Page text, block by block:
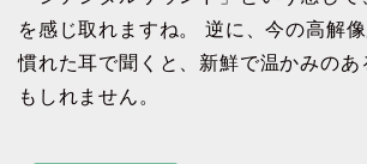
を感じ取れますね。 逆に、今の高解
慣れた耳で聞くと、新鮮で温かみのあ
もしれません。